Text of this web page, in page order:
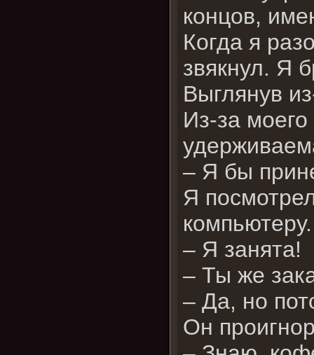
концов,
Когда я
звякнул. Я
Выглянув
Из-за
– Я бы
Я
– Я занята!
– Ты же
– Да, но
Он